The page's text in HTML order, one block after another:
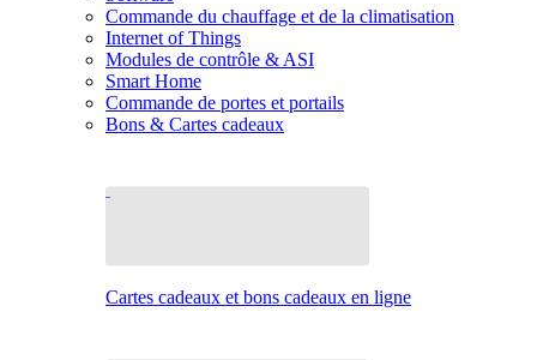
Commande du chauffage et de la climatisation
Internet of Things
Modules de contrôle & ASI
Smart Home
Commande de portes et portails
Bons & Cartes cadeaux
Cartes cadeaux et bons cadeaux en ligne